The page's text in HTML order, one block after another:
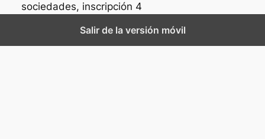
sociedades, inscripción 4
Salir de la versión móvil